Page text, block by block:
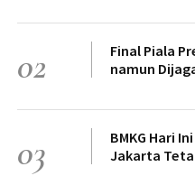
02
Final Piala
namun
03
BMKG Hari
Jakarta